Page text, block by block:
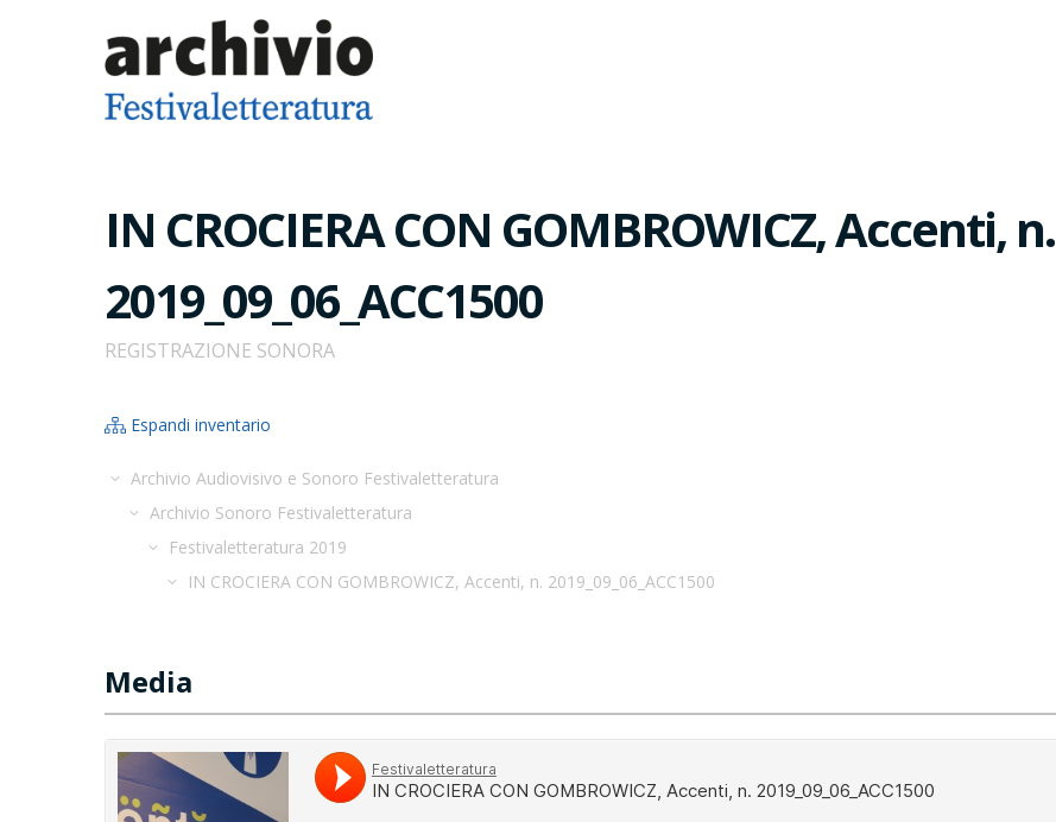
IN CROCIERA CON GOMBROWICZ, Accenti, n.
2019_09_06_ACC1500
REGISTRAZIONE SONORA
Espandi inventario
Archivio Audiovisivo e Sonoro Festivaletteratura
Archivio Sonoro Festivaletteratura
Festivaletteratura 2019
IN CROCIERA CON GOMBROWICZ, Accenti, n. 2019_09_06_ACC1500
Media